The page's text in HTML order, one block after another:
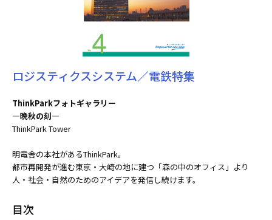
ロジスティクスシステム／電鉄特集
ThinkParkフォトギャラリー
―晩秋の刻―
ThinkPark Tower
明電舎の本社があるThinkPark。
都市再開発が進む東京・大崎の地に建つ「森の中のオフィス」より
人・社会・自然のためのアイデアを発信し続けます。
目次